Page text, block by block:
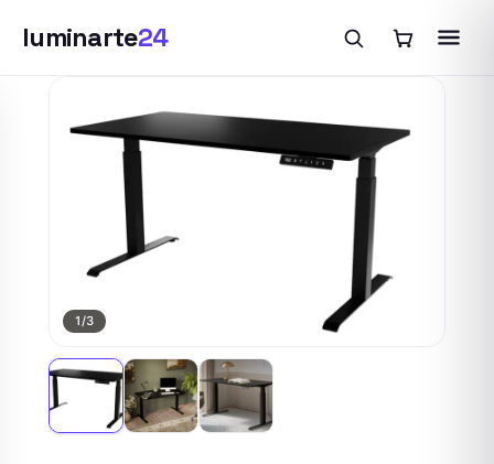
luminarte24
1/3